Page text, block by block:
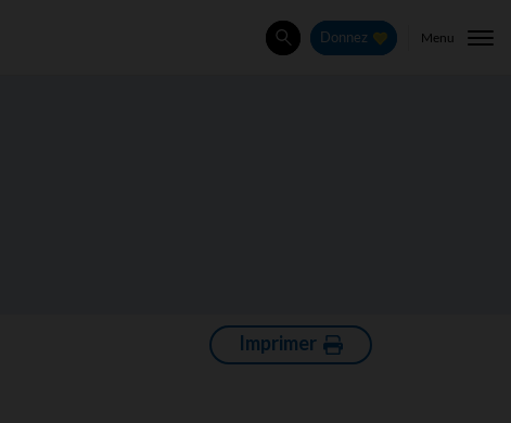
Rechercher
Donnez Menu
Imprimer